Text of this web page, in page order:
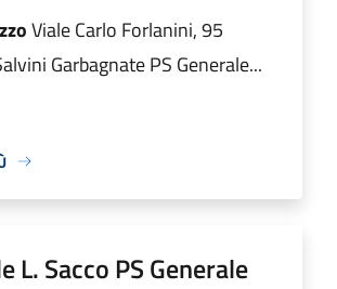
Viale Carlo Forlanini, 95
Garbagnate PS Generale...
L. Sacco PS Generale